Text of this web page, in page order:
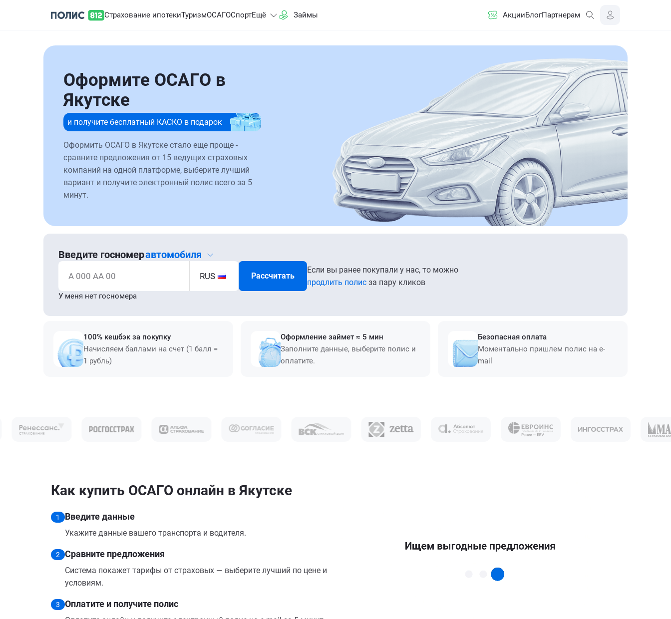
Страхование ипотекиТуризмОСАГОСпортЕщё Займы АкцииБлогПартнерам
Оформите ОСАГО в
Якутске
и получите бесплатный КАСКО в подарок
Оформить ОСАГО в Якутске стало еще проще -
сравните предложения от 15 ведущих страховых
компаний на одной платформе, выберите лучший
вариант и получите электронный полис всего за 5
минут.
Введите госномеравтомобиля
А 000 АА 00 RUS Рассчитать
Если вы ранее покупали у нас, то можно
продлить полис за пару кликов
У меня нет госномера
100% кешбэк за покупку
Начисляем баллами на счет (1 балл =
1 рубль)
Оформление займет ≈ 5 мин
Заполните данные, выберите полис и
оплатите.
Безопасная оплата
Моментально пришлем полис на e-
mail
Как купить ОСАГО онлайн в Якутске
1 Введите данные
Укажите данные вашего транспорта и водителя.
2 Сравните предложения
Система покажет тарифы от страховых — выберите лучший по цене и
условиям.
3 Оплатите и получите полис